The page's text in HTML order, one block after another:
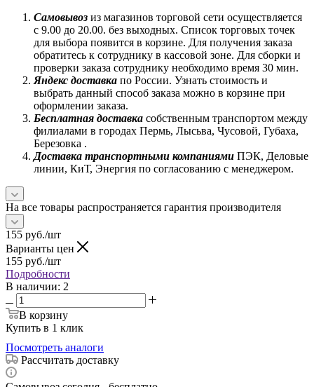
Самовывоз из магазинов торговой сети осуществляется
с 9.00 до 20.00. без выходных. Список торговых точек
для выбора появится в корзине. Для получения заказа
обратитесь к сотруднику в кассовой зоне. Для сборки и
проверки заказа сотруднику необходимо время 30 мин.
Яндекс доставка по России. Узнать стоимость и
выбрать данный способ заказа можно в корзине при
оформлении заказа.
Бесплатная доставка собственным транспортом между
филиалами в городах Пермь, Лысьва, Чусовой, Губаха,
Березовка .
Доставка транспортными компаниями ПЭК, Деловые
линии, КиТ, Энергия по согласованию с менеджером.
На все товары распространяется гарантия производителя
155 руб./шт
Варианты цен
155 руб./шт
Подробности
В наличии: 2
В корзину
Купить в 1 клик
Посмотреть аналоги
Рассчитать доставку